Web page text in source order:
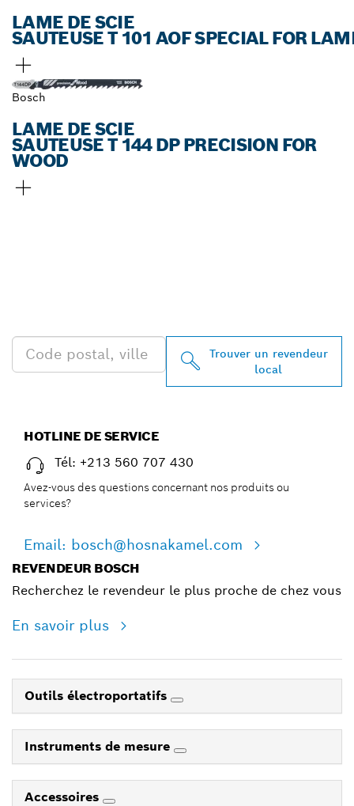
LAME DE SCIE
SAUTEUSE T 101 AOF SPECIAL FOR
Bosch
LAME DE SCIE
SAUTEUSE T 144 DP PRECISION FOR
WOOD
Trouver un revendeur
local
HOTLINE DE SERVICE
Tél: +213 560 707 430
Avez-vous des questions concernant nos produits ou
services?
Email: bosch@hosnakamel.com
REVENDEUR BOSCH
Recherchez le revendeur le plus proche de chez vous
En savoir plus
Outils électroportatifs
Instruments de mesure
Accessoires